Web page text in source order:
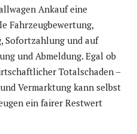
Ankauf eine
Fahrzeugbewertung,
Sofortzahlung und auf
und Abmeldung. Egal ob
Totalschaden –
Vermarktung kann selbst
ein fairer Restwert